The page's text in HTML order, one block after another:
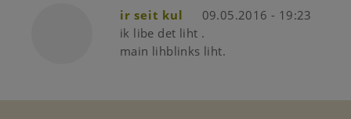
ir seit kul
09.05.2016 - 19:23
ik libe det liht .
main lihblinks liht.